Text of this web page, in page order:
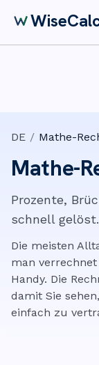
DE / Mathe-
Mathe-
Prozente,
schnell gelöst.
Die meisten
man
Handy. Die
damit Sie
einfach zu